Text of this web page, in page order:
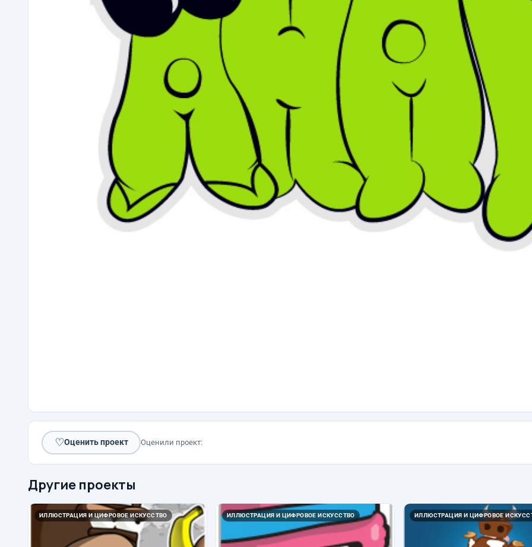
♡Оценить проект Оценили проект:
Другие проекты
ИЛЛЮСТРАЦИЯ И ЦИФРОВОЕ ИСКУССТВО ИЛЛЮСТРАЦИЯ И ЦИФРОВОЕ ИСКУССТВО ИЛЛЮСТРАЦИЯ И ЦИФРОВОЕ